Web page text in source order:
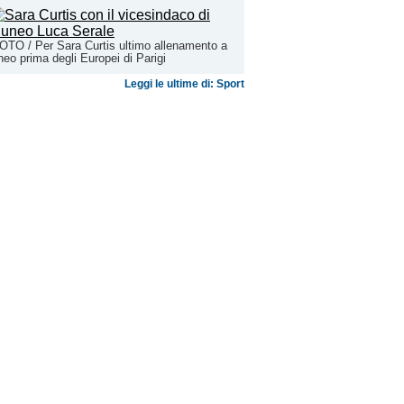
/ Per Sara Curtis ultimo allenamento a
prima degli Europei di Parigi
Leggi le ultime di: Sport